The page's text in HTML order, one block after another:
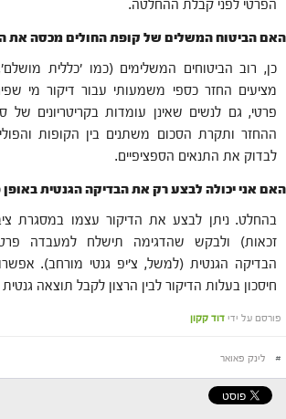
הפרטי לפני קבלת ההחלטה.
האם הביטוח המשלים של קופת החולים מכסה את
כן, רוב הביטוחים המשלימים (כמו 'כללית
מציעים החזר כספי משמעותי עבור דיקור מי
פרטי, גם לנשים שאינן עומדות בקריטריונים של
ההחזר ותקרת הסכום משתנים בין הקופות
לבדוק את התנאים הספציפיים.
האם אני יכולה לבצע רק את הבדיקה הגנטית באופן
בהחלט. ניתן לבצע את הדיקור עצמו במסגרת
זכאות) ולבקש שהדגימה תישלח למעבדה
הבדיקה הגנטית (למשל, צ'יפ גנטי מורחב).
חיסכון בעלות הדיקור לבין הרצון לקבל תוצאה
פורסם על ידי דוד קקון
# לינק פאואר